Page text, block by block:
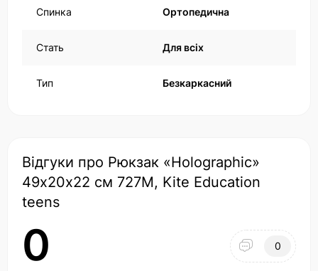
Спинка Ортопедична
Стать Для всіх
Тип Безкаркасний
Відгуки про Рюкзак «Holographic»
49х20х22 см 727M, Kite Education
teens
0 0